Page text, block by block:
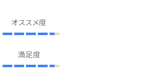
オススメ度
満足度